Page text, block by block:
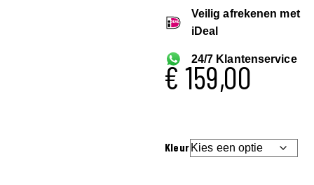
Veilig afrekenen met
iDeal
24/7 Klantenservice
€159,00
Kleur